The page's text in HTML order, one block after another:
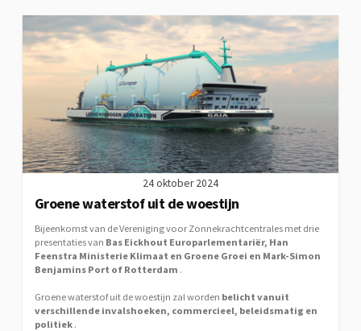
24 oktober 2024
Groene waterstof uit de woestijn
Bijeenkomst van de Vereniging voor Zonnekrachtcentrales met drie
presentaties van Bas Eickhout Europarlementariër, Han
Feenstra Ministerie Klimaat en Groene Groei en Mark-Simon
Benjamins Port of Rotterdam .
Groene waterstof uit de woestijn zal worden belicht vanuit
verschillende invalshoeken, commercieel, beleidsmatig en
politiek .